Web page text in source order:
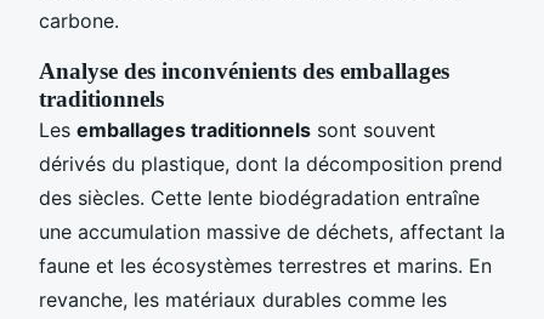
carbone.
Analyse des inconvénients des emballages
traditionnels
Les emballages traditionnels sont souvent
dérivés du plastique, dont la décomposition prend
des siècles. Cette lente biodégradation entraîne
une accumulation massive de déchets, affectant la
faune et les écosystèmes terrestres et marins. En
revanche, les matériaux durables comme les